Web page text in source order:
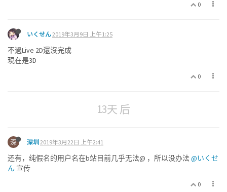
0
いくせん2019年3月9日 上午1:25
不過Live 2D還沒完成
現在是3D
0
13天 后
深 深圳 2019年3月22日 上午2:41
还有，纯假名的用户名在b站目前几乎无法@ ，所以没办法 @いくせ
ん 宣传
0